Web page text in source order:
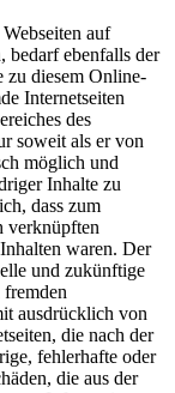
auf
bedarf ebenfalls der
zu diesem Online-
Internetseiten
des
soweit als er von
möglich und
Inhalte zu
dass zum
verknüpften
waren. Der
und zukünftige
ausdrücklich von
die nach der
fehlerhafte oder
die aus der